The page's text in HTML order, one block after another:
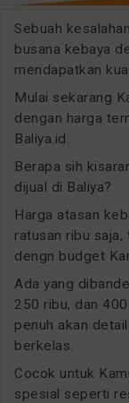
Sebuah
busana kebaya
mendapatkan
Mulai sekarang
dengan harga
Baliya.id.
Berapa sih
dijual di Baliya?
Harga atasan
ratusan ribu saja,
dengn budget
Ada yang
250 ribu, dan
penuh akan
berkelas.
Cocok untuk
spesial seperti